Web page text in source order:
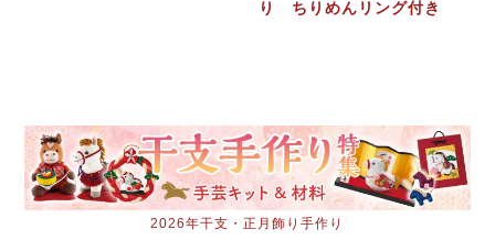
り ちりめんリング付き
2026年干支・正月飾り手作り